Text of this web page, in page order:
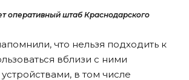
оперативный штаб Краснодарского
что нельзя подходить к
вблизи с ними
в том числе